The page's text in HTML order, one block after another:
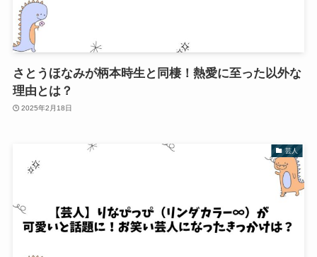
さとうほなみが柄本時生と同棲！熱愛に至った以外な
理由とは？
2025年2月18日
芸人